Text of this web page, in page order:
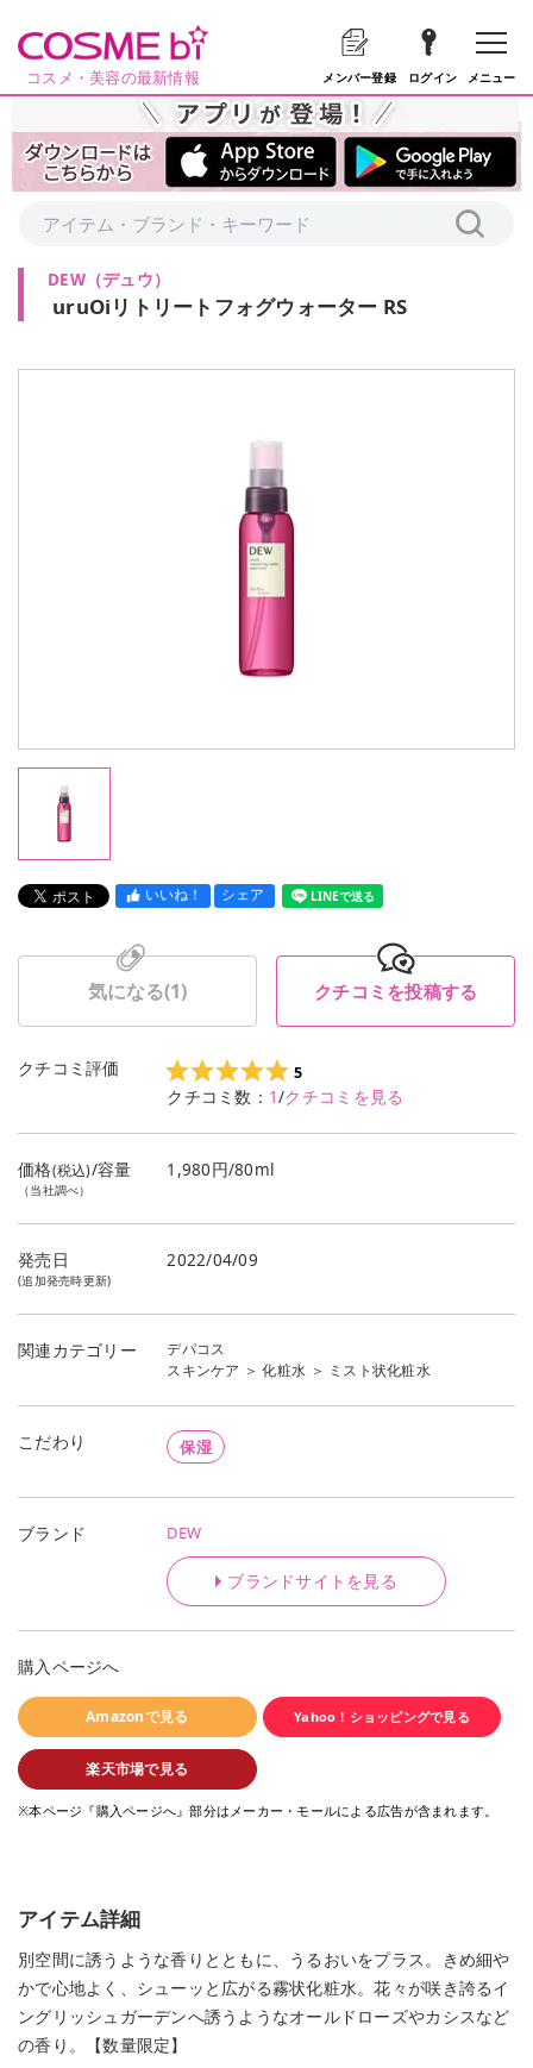
コスメ・美容の最新情報 メンバー登録 ログイン メニュー
DEW（デュウ）
uruOiリトリートフォグウォーター RS
いいね！ シェア LINEで送る
気になる(1) クチコミを投稿する
クチコミ評価 5
クチコミ数： 1/クチコミを見る
価格(税込)/容量
（当社調べ）
1,980円/80ml
発売日
(追加発売時更新)
2022/04/09
関連カテゴリー
デパコス
スキンケア ＞化粧水 ＞ ミスト状化粧水
こだわり 保湿
ブランド DEW
ブランドサイトを見る
購入ページへ
Amazonで見る Yahoo！ショッピングで見る
楽天市場で見る
※本ページ『購入ページへ』部分はメーカー・モールによる広告が含まれます。
アイテム詳細
別空間に誘うような香りとともに、うるおいをプラス。きめ細や
かで心地よく、シューッと広がる霧状化粧水。花々が咲き誇るイ
ングリッシュガーデンへ誘うようなオールドローズやカシスなど
の香り。【数量限定】